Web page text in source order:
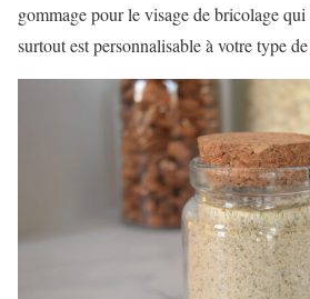
gommage pour le visage de bricolage
surtout est personnalisable à votre type